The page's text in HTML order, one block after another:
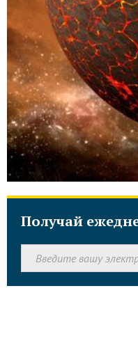
Получай